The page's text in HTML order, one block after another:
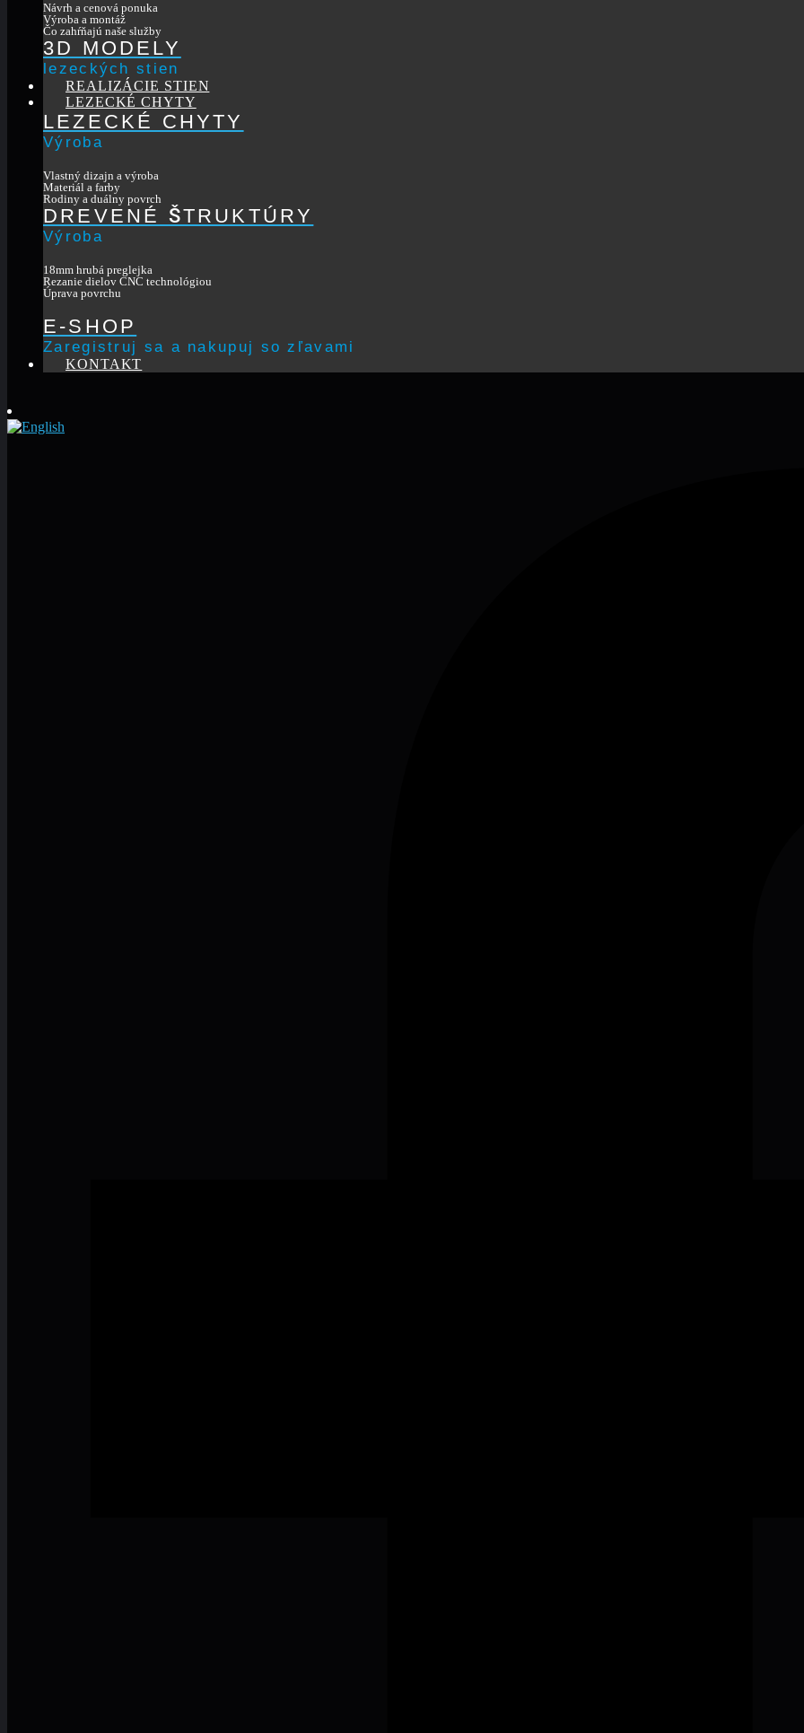
Návrh a cenová ponuka
Výroba a montáž
Čo zahŕňajú naše služby
3D MODELY
lezeckých stien
REALIZÁCIE STIEN
LEZECKÉ CHYTY
LEZECKÉ CHYTY
Výroba
Vlastný dizajn a výroba
Materiál a farby
Rodiny a duálny povrch
DREVENÉ ŠTRUKTÚRY
Výroba
18mm hrubá preglejka
Rezanie dielov CNC technológiou
Úprava povrchu
E-SHOP
Zaregistruj sa a nakupuj so zľavami
KONTAKT